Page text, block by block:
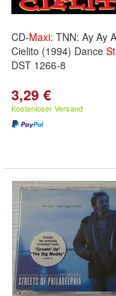
CD-Maxi: TNN: Ay Ay
Cielito (1994) Dance
DST 1266-8
3,29 €
Kostenloser Versand